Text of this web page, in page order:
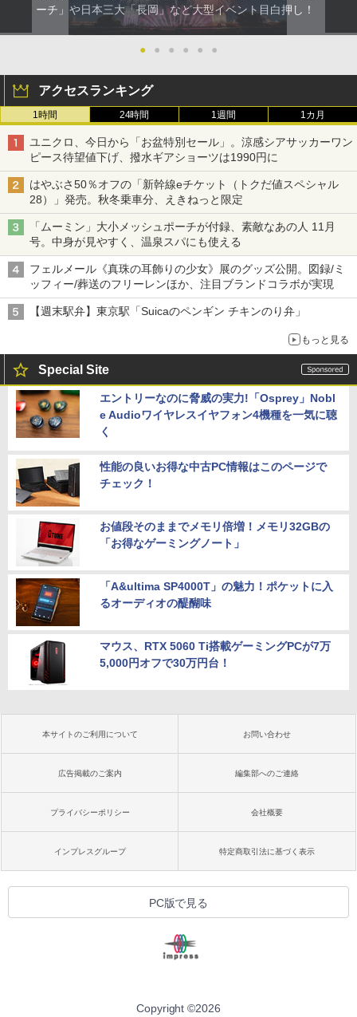
ーチ」や日本三大「長岡」など大型イベント目白押し！
● ● ● ● ● ●
アクセスランキング
1時間 24時間 1週間 1カ月
ユニクロ、今日から「お盆特別セール」。涼感シアサッカーワン
ピース待望値下げ、撥水ギアショーツは1990円に
はやぶさ50％オフの「新幹線eチケット（トクだ値スペシャル
28）」発売。秋冬乗車分、えきねっと限定
「ムーミン」大小メッシュポーチが付録、素敵なあの人 11月
号。中身が見やすく、温泉スパにも使える
フェルメール《真珠の耳飾りの少女》展のグッズ公開。図録/ミ
ッフィー/葬送のフリーレンほか、注目ブランドコラボが実現
【週末駅弁】東京駅「Suicaのペンギン チキンのり弁」
もっと見る
Special Site
エントリーなのに脅威の実力!「Osprey」Nobl
e Audioワイヤレスイヤフォン4機種を一気に聴
く
性能の良いお得な中古PC情報はこのページで
チェック！
お値段そのままでメモリ倍増！メモリ32GBの
「お得なゲーミングノート」
「A&ultima SP4000T」の魅力！ポケットに入
るオーディオの醍醐味
マウス、RTX 5060 Ti搭載ゲーミングPCが7万
5,000円オフで30万円台！
本サイトのご利用について お問い合わせ
広告掲載のご案内 編集部へのご連絡
プライバシーポリシー 会社概要
インプレスグループ 特定商取引法に基づく表示
PC版で見る
Copyright ©2026